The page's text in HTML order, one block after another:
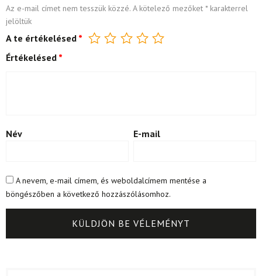
Az e-mail címet nem tesszük közzé. A kötelező mezőket *karakterrel
jelöltük
A te értékelésed *
Értékelésed *
Név E-mail
A nevem, e-mail címem, és weboldalcímem mentése a
böngészőben a következő hozzászólásomhoz.